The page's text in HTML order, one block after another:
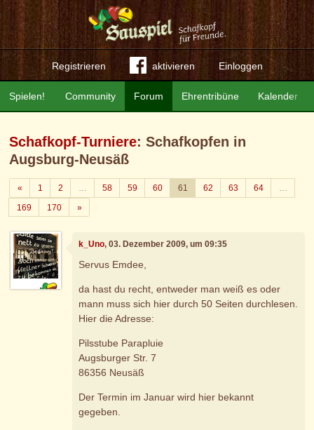
Registrieren aktivieren Einloggen
Community Forum Ehrentribüne Kalender
Spielen!
Schafkopf-Turniere: Schafkopfen in
Augsburg-Neusäß
«Zurück
1 2 … 58 59 60 61 62 63 64
…
169
170 »Weiter
k_Uno, 03. Dezember 2009, um 09:35
Servus Emdee,
da hast du recht, entweder man weiß es oder
mann muss sich hier durch 50 Seiten durchlesen.
Hier die Adresse:
Pilsstube Parapluie
Augsburger Str. 7
86356 Neusäß
Der Termin im Januar wird hier bekannt
gegeben.